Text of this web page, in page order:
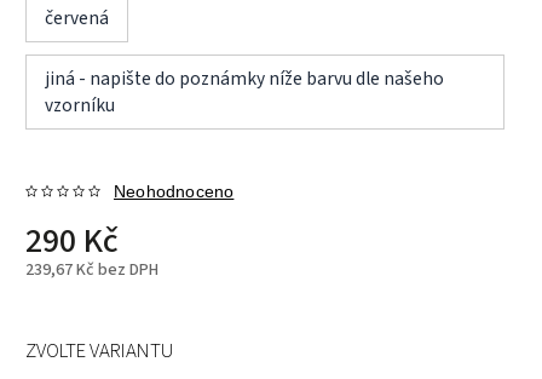
červená
jiná - napište do poznámky níže barvu dle našeho
vzorníku
Neohodnoceno
290 Kč
239,67 Kč bez DPH
ZVOLTE VARIANTU